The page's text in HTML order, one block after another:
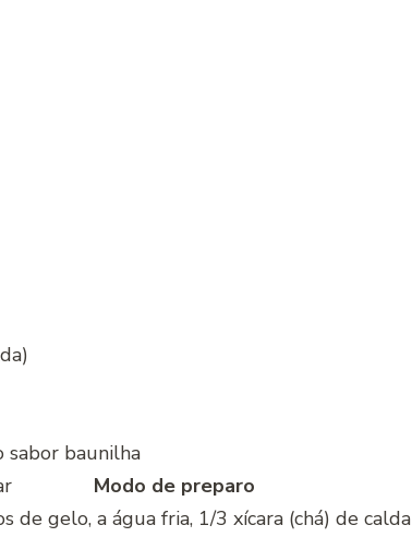
sabor baunilha
Modo de preparo
de gelo, a água fria, 1/3 xícara (chá) de calda